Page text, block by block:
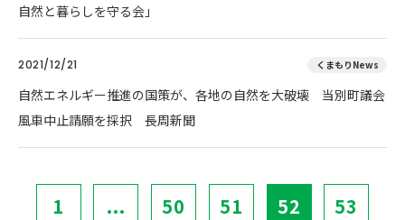
自然と暮らしを守る会」
2021/12/21 くまもりNews
自然エネルギー推進の国策が、各地の自然を大破壊 当別町議会
風車中止請願を採択 長周新聞
1 ... 50 51 52 53